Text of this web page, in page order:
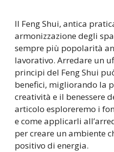
Il Feng Shui, antica
armonizzazione degli
sempre più popolarità
lavorativo. Arredare un
principi del Feng Shui
benefici, migliorando la
creatività e il benessere
articolo esploreremo i
e come applicarli
per creare un ambiente
positivo di energia.